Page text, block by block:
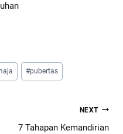
#pubertas
NEXT
7 Tahapan Kemandirian